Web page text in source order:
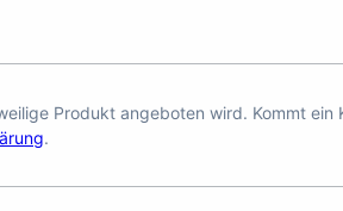
Produkt angeboten wird. Kommt
.